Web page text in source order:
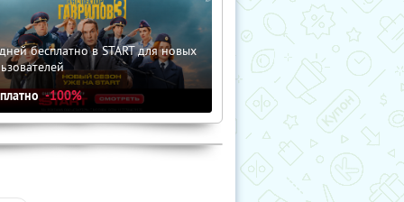
бесплатно в START для новых
-100%